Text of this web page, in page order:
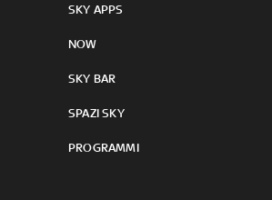
SKY APPS
NOW
SKY BAR
SPAZI SKY
PROGRAMMI